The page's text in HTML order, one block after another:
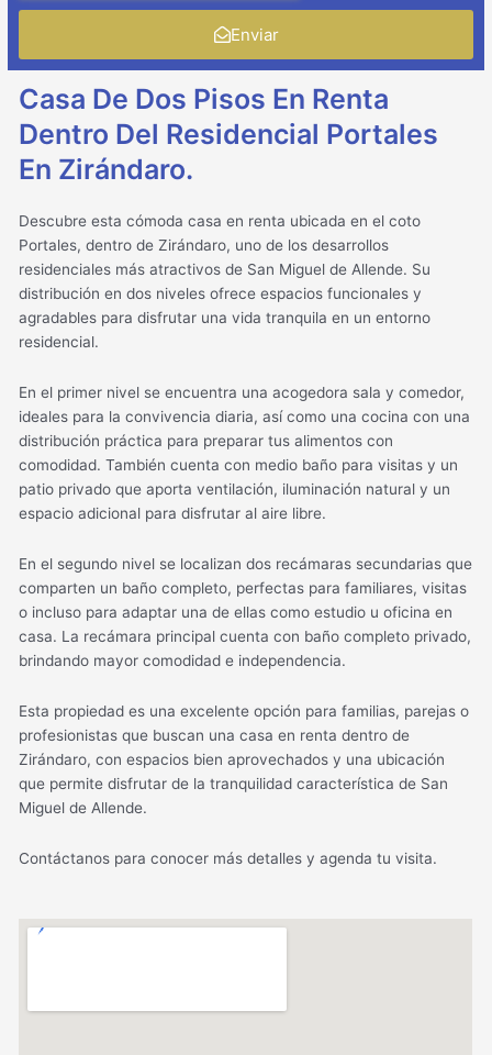
Enviar
Casa De Dos Pisos En Renta
Dentro Del Residencial Portales
En Zirándaro.
Descubre esta cómoda casa en renta ubicada en el coto
Portales, dentro de Zirándaro, uno de los desarrollos
residenciales más atractivos de San Miguel de Allende. Su
distribución en dos niveles ofrece espacios funcionales y
agradables para disfrutar una vida tranquila en un entorno
residencial.
En el primer nivel se encuentra una acogedora sala y comedor,
ideales para la convivencia diaria, así como una cocina con una
distribución práctica para preparar tus alimentos con
comodidad. También cuenta con medio baño para visitas y un
patio privado que aporta ventilación, iluminación natural y un
espacio adicional para disfrutar al aire libre.
En el segundo nivel se localizan dos recámaras secundarias que
comparten un baño completo, perfectas para familiares, visitas
o incluso para adaptar una de ellas como estudio u oficina en
casa. La recámara principal cuenta con baño completo privado,
brindando mayor comodidad e independencia.
Esta propiedad es una excelente opción para familias, parejas o
profesionistas que buscan una casa en renta dentro de
Zirándaro, con espacios bien aprovechados y una ubicación
que permite disfrutar de la tranquilidad característica de San
Miguel de Allende.
Contáctanos para conocer más detalles y agenda tu visita.